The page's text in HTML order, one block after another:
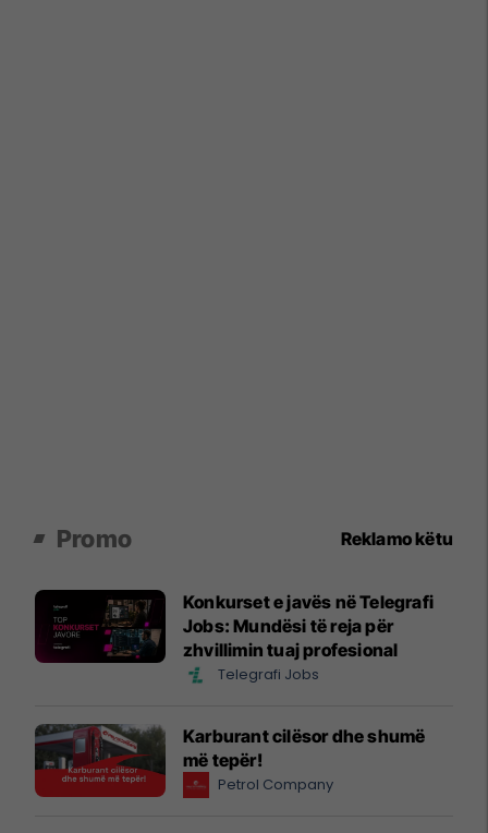
Promo Reklamo këtu
Konkurset e javës në Telegrafi
Jobs: Mundësi të reja për
zhvillimin tuaj profesional
Telegrafi Jobs
Karburant cilësor dhe shumë
më tepër!
Petrol Company